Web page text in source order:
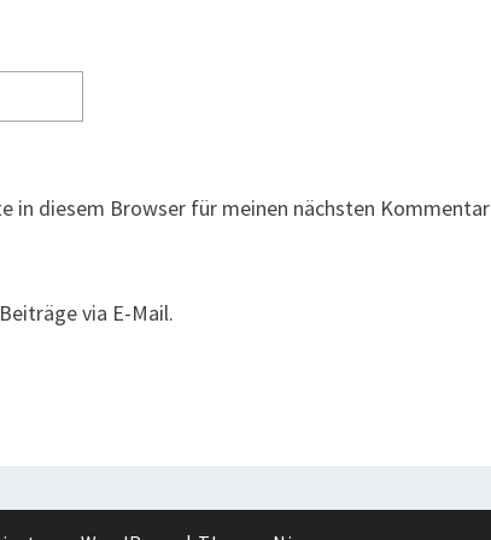
in diesem Browser für meinen nächsten Kommentar
via E-Mail.